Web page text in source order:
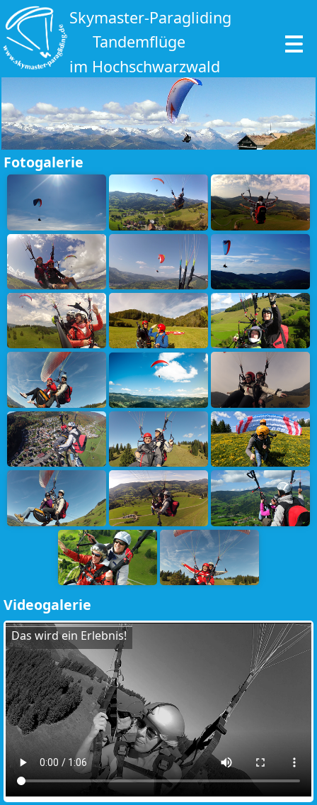
Skymaster-Paragliding
Tandemflüge
im Hochschwarzwald
1 2 3 4 5 6 7 8 91011121314
Fotogalerie
Videogalerie
Das wird ein Erlebnis!